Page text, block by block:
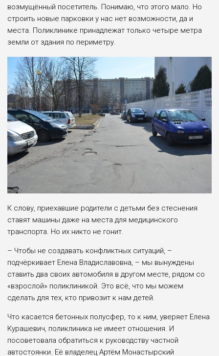
возмущённый посетитель. Понимаю, что этого мало. Но
строить новые парковки у нас нет возможности, да и
места. Поликлинике принадлежат только четыре метра
земли от здания по периметру.
К слову, приехавшие родители с детьми без стеснения
ставят машины даже на места для медицинского
транспорта. Но их никто не гонит.
– Чтобы не создавать конфликтных ситуаций, –
подчёркивает Елена Владиславовна, – мы вынуждены
ставить два своих автомобиля в другом месте, рядом со
«взрослой» поликлиникой. Это всё, что мы можем
сделать для тех, кто привозит к нам детей.
Что касается бетонных полусфер, то к ним, уверяет Елена
Курашевич, поликлиника не имеет отношения. И
посоветовала обратиться к руководству частной
автостоянки. Её владелец Артём Монастырский